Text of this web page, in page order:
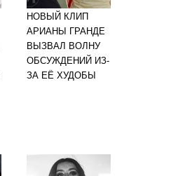
НОВЫЙ КЛИП
АРИАНЫ ГРАНДЕ
ВЫЗВАЛ ВОЛНУ
ОБСУЖДЕНИЙ ИЗ-
ЗА ЕЁ ХУДОБЫ